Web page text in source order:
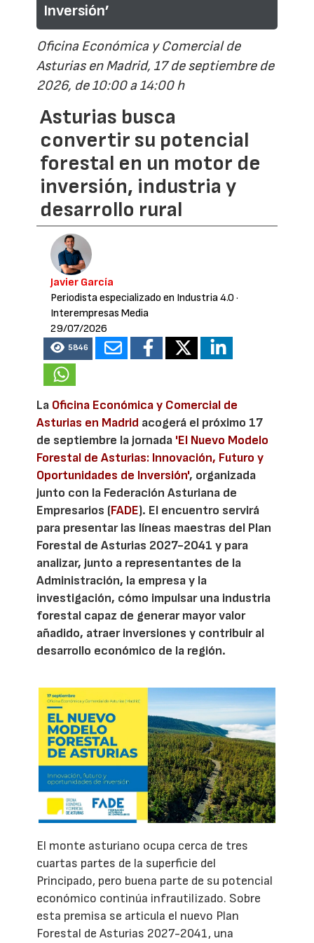
Inversión’
Oficina Económica y Comercial de
Asturias en Madrid, 17 de septiembre de
2026, de 10:00 a 14:00 h
Asturias busca
convertir su potencial
forestal en un motor de
inversión, industria y
desarrollo rural
Javier García
Periodista especializado en Industria 4.0 ·
Interempresas Media
29/07/2026
5846
La Oficina Económica y Comercial de
Asturias en Madrid acogerá el próximo 17
de septiembre la jornada 'El Nuevo Modelo
Forestal de Asturias: Innovación, Futuro y
Oportunidades de Inversión', organizada
junto con la Federación Asturiana de
Empresarios (FADE). El encuentro servirá
para presentar las líneas maestras del Plan
Forestal de Asturias 2027-2041 y para
analizar, junto a representantes de la
Administración, la empresa y la
investigación, cómo impulsar una industria
forestal capaz de generar mayor valor
añadido, atraer inversiones y contribuir al
desarrollo económico de la región.
El monte asturiano ocupa cerca de tres
cuartas partes de la superficie del
Principado, pero buena parte de su potencial
económico continúa infrautilizado. Sobre
esta premisa se articula el nuevo Plan
Forestal de Asturias 2027-2041, una